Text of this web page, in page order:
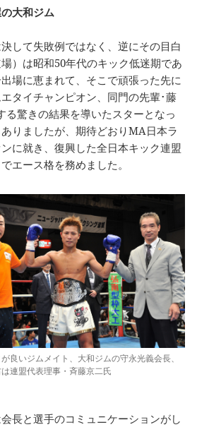
大和ジム
して失敗例ではなく、逆にその目白
）は昭和50年代のキック低迷期であ
場に恵まれて、そこで頑張った先に
タイチャンピオン、同門の先輩･藤
る驚きの結果を導いたスターとなっ
りましたが、期待どおりMA日本ラ
に就き、復興した全日本キック連盟
エース格を務めました。
良いジムメイト、大和ジムの守永光義会長、
連盟代表理事・斉藤京二氏
長と選手のコミュニケーションがし